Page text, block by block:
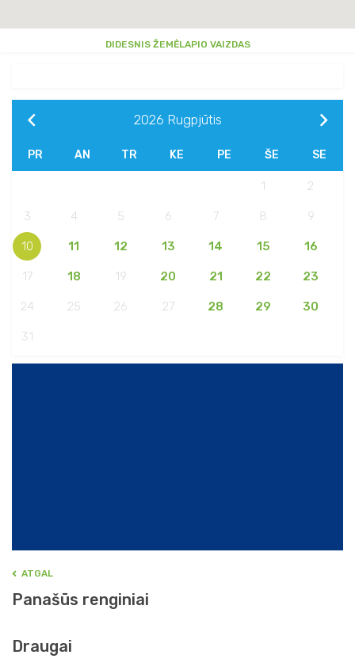
DIDESNIS ŽEMĖLAPIO VAIZDAS
2026 Rugpjūtis
PR AN TR KE PE ŠE SE
1 2
3 4 5 6 7 8 9
10 11 12 13 14 15 16
17 18 19 20 21 22 23
24 25 26 27 28 29 30
31
ATGAL
Panašūs renginiai
Draugai